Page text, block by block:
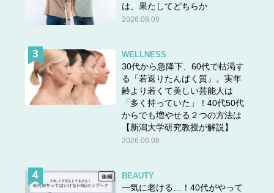
は、果たしてどちらか
2026.08.09
WELLNESS
30代から急降下、60代で枯渇す
る「若返りたんぱく質」。実年
齢より若くて美しい芸能人は
「多く持っていた」！40代50代
からでも増やせる２つの方法は
【新潟大学研究教授が解説】
2026.06.08
BEAUTY
一気に老ける…！40代がやって